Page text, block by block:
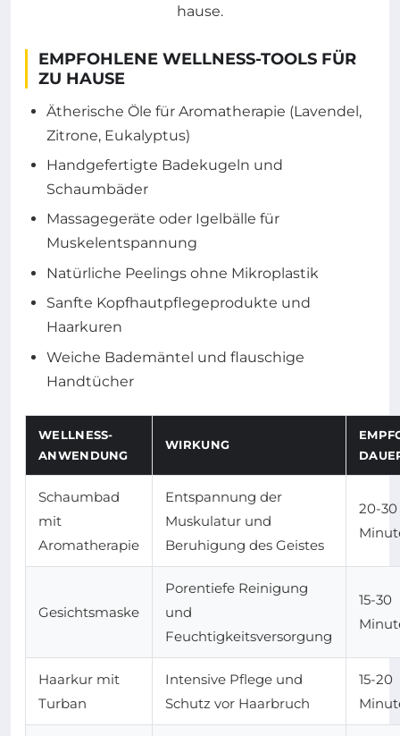
EMPFOHLENE WELLNESS-TOOLS FÜR
ZU HAUSE
Ätherische Öle für Aromatherapie (Lavendel,
Zitrone, Eukalyptus)
Handgefertigte Badekugeln und
Schaumbäder
Massagegeräte oder Igelbälle für
Muskelentspannung
Natürliche Peelings ohne Mikroplastik
Sanfte Kopfhautpflegeprodukte und
Haarkuren
Weiche Bademäntel und flauschige
Handtücher
WELLNESS-
ANWENDUNG
WIRKUNG
Schaumbad
mit
Aromatherapie
Entspannung der
Muskulatur und
Beruhigung des Geistes
20-30
Gesichtsmaske
Porentiefe Reinigung
und
Feuchtigkeitsversorgung
15-30
Haarkur mit
Turban
Intensive Pflege und
Schutz vor Haarbruch
15-20